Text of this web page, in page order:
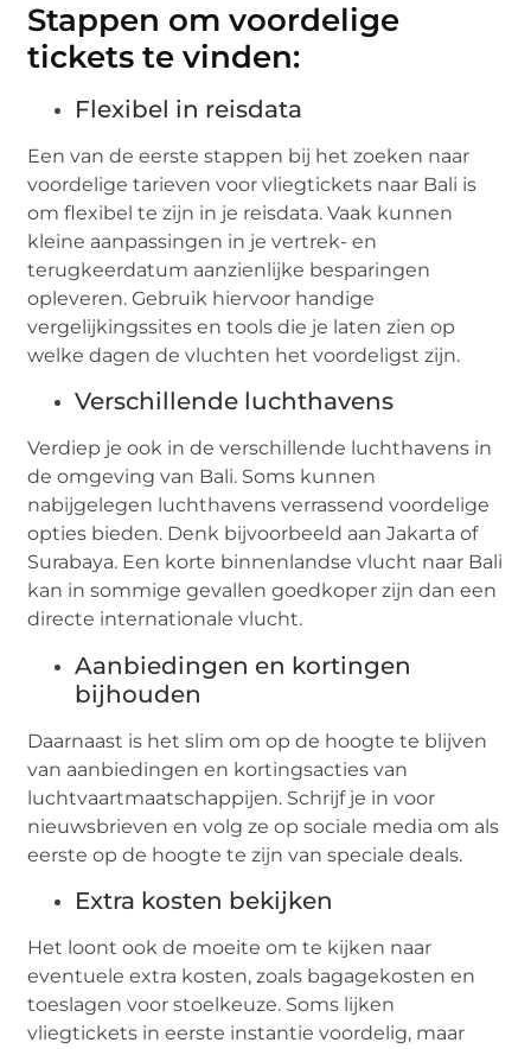
Stappen om voordelige
tickets te vinden:
Flexibel in reisdata
Een van de eerste stappen bij het zoeken naar
voordelige tarieven voor vliegtickets naar Bali is
om flexibel te zijn in je reisdata. Vaak kunnen
kleine aanpassingen in je vertrek- en
terugkeerdatum aanzienlijke besparingen
opleveren. Gebruik hiervoor handige
vergelijkingssites en tools die je laten zien op
welke dagen de vluchten het voordeligst zijn.
Verschillende luchthavens
Verdiep je ook in de verschillende luchthavens in
de omgeving van Bali. Soms kunnen
nabijgelegen luchthavens verrassend voordelige
opties bieden. Denk bijvoorbeeld aan Jakarta of
Surabaya. Een korte binnenlandse vlucht naar Bali
kan in sommige gevallen goedkoper zijn dan een
directe internationale vlucht.
Aanbiedingen en kortingen
bijhouden
Daarnaast is het slim om op de hoogte te blijven
van aanbiedingen en kortingsacties van
luchtvaartmaatschappijen. Schrijf je in voor
nieuwsbrieven en volg ze op sociale media om als
eerste op de hoogte te zijn van speciale deals.
Extra kosten bekijken
Het loont ook de moeite om te kijken naar
eventuele extra kosten, zoals bagagekosten en
toeslagen voor stoelkeuze. Soms lijken
vliegtickets in eerste instantie voordelig, maar